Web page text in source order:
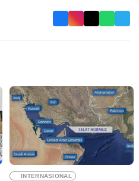
INTERNASIONAL